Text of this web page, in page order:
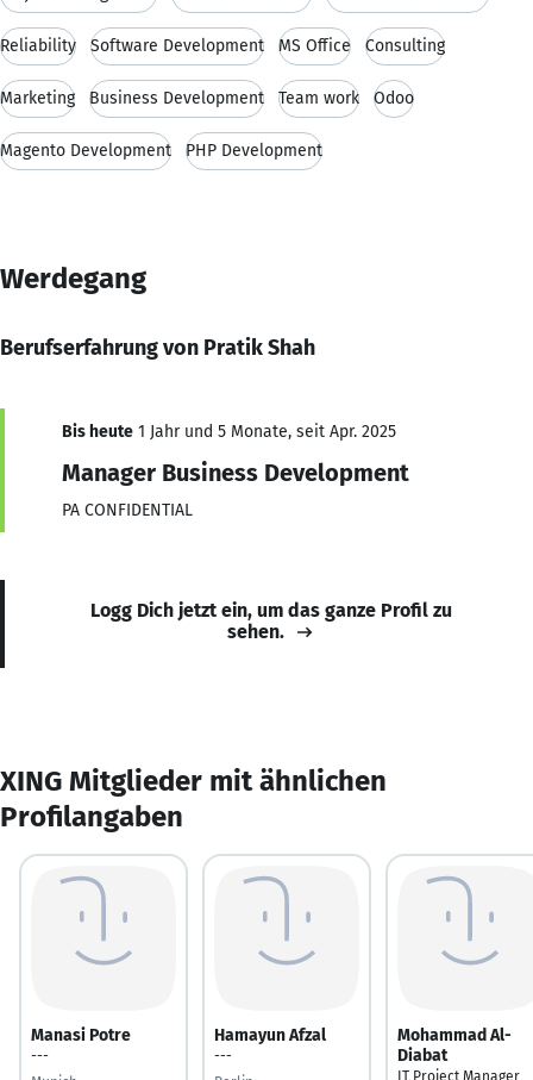
Reliability Software Development MS Office Consulting
Marketing Business Development Team work Odoo
Magento Development PHP Development
Werdegang
Berufserfahrung von Pratik Shah
Bis heute 1 Jahr und 5 Monate, seit Apr. 2025
Manager Business Development
PA CONFIDENTIAL
Logg Dich jetzt ein, um das ganze Profil zu
sehen.
XING Mitglieder mit ähnlichen
Profilangaben
Manasi Potre
---
Hamayun Afzal
---
Mohammad Al-
Diabat
IT Project Manager